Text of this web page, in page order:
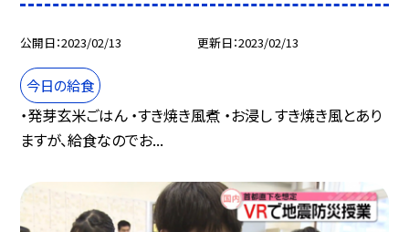
公開日 2023/02/13 更新日 2023/02/13
今日の給食
・発芽玄米ごはん ・すき焼き風煮 ・お浸し すき焼き風とあり
ますが、給食なのでお...